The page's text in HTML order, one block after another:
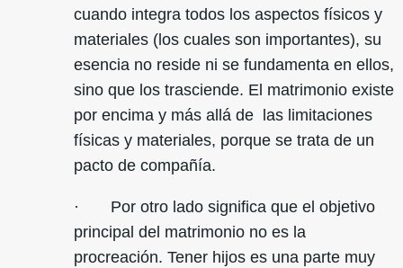
cuando integra todos los aspectos físicos y
materiales (los cuales son importantes), su
esencia no reside ni se fundamenta en ellos,
sino que los trasciende. El matrimonio existe
por encima y más allá de las limitaciones
físicas y materiales, porque se trata de un
pacto de compañía.
· Por otro lado significa que el objetivo
principal del matrimonio no es la
procreación. Tener hijos es una parte muy